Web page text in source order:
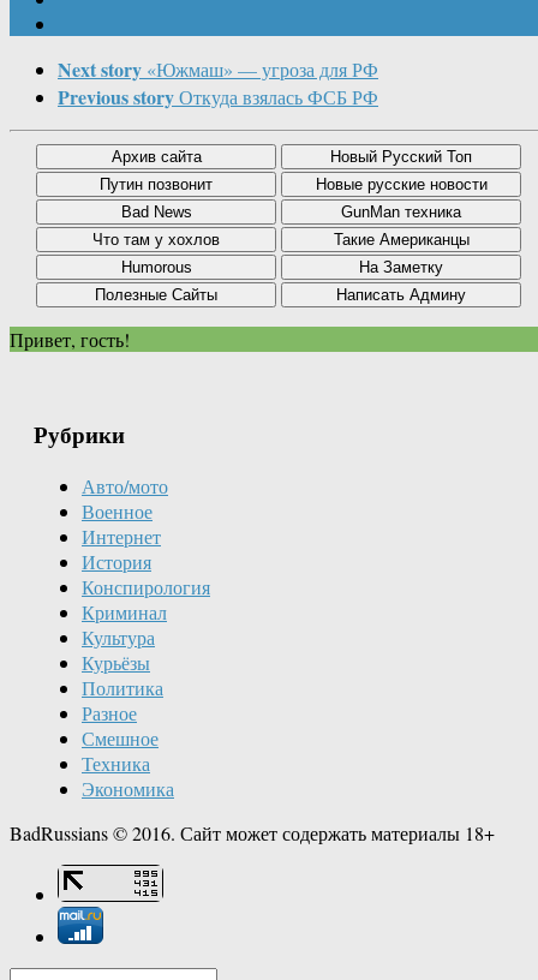
Next story «Южмаш» — угроза для РФ
Previous storyОткуда взялась ФСБ РФ
Привет, гость!
Рубрики
Авто/мото
Военное
Интернет
История
Конспирология
Криминал
Культура
Курьёзы
Политика
Разное
Смешное
Техника
Экономика
BadRussians © 2016. Сайт может содержать материалы 18+